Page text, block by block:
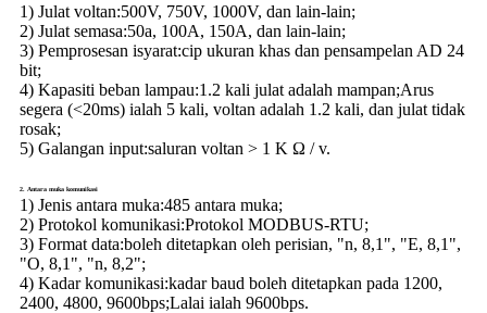
1) Julat voltan:500V, 750V, 1000V, dan lain-lain;
2) Julat semasa:50a, 100A, 150A, dan lain-lain;
3) Pemprosesan isyarat:cip ukuran khas dan pensampelan AD 24
bit;
4) Kapasiti beban lampau:1.2 kali julat adalah mampan;Arus
segera (<20ms) ialah 5 kali, voltan adalah 1.2 kali, dan julat tidak
rosak;
5) Galangan input:saluran voltan > 1 K Ω / v.
2. Antara muka komunikasi
1) Jenis antara muka:485 antara muka;
2) Protokol komunikasi:Protokol MODBUS-RTU;
3) Format data:boleh ditetapkan oleh perisian, "n, 8,1", "E, 8,1",
"O, 8,1", "n, 8,2";
4) Kadar komunikasi:kadar baud boleh ditetapkan pada 1200,
2400, 4800, 9600bps;Lalai ialah 9600bps.